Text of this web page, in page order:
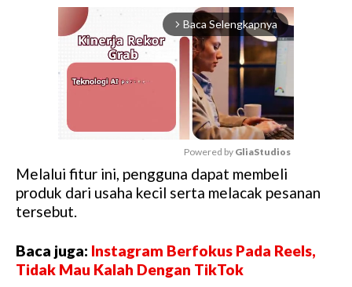
arrow_forward_ios Baca Selengkapnya
M
u
Powered by GliaStudios
Melalui fitur ini, pengguna dapat membeli
produk dari usaha kecil serta melacak pesanan
tersebut.
Baca juga: Instagram Berfokus Pada Reels,
Tidak Mau Kalah Dengan TikTok